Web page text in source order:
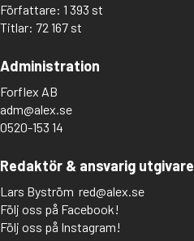
Författare: 1 393 st
Titlar: 72 167 st
Administration
Forflex AB
adm@alex.se
0520-153 14
Redaktör & ansvarig utgivare
Lars Byström red@alex.se
Följ oss på Facebook!
Följ oss på Instagram!